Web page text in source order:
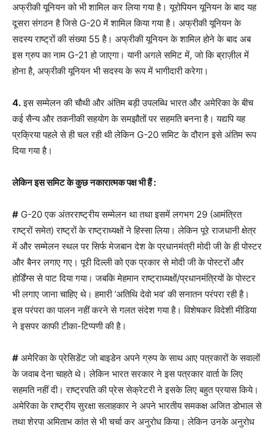
अफ्रीकी यूनियन को भी शामिल कर लिया गया है। यूरोपियन यूनियन के बाद यह
दूसरा संगठन है जिसे G-20 में शामिल किया गया है। अफ्रीकी यूनियन के
सदस्य राष्ट्रों की संख्या 55 है। अफ्रीकी यूनियन के शामिल होने के बाद अब
इस ग्रुप का नाम G-21 हो जाएगा। यानी अगले समिट में, जो कि ब्राज़ील में
होना है, अफ्रीकी यूनियन भी सदस्य के रूप में भागीदारी करेगा।
4.इस सम्मेलन की चौथी और अंतिम बड़ी उपलब्धि भारत और अमेरिका के बीच
कई सैन्य और तकनीकी सहयोग के समझौतों पर सहमति बनना है। यद्यपि यह
प्रक्रिया पहले से ही चल रही थी लेकिन G-20 समिट के दौरान इसे अंतिम रूप
दिया गया है।
लेकिन इस समिट के कुछ नकारात्मक पक्ष भी हैं :
# G-20 एक अंतरराष्ट्रीय सम्मेलन था तथा इसमें लगभग 29 (आमंत्रित
राष्ट्रों समेत) राष्ट्रों के राष्ट्राध्यक्षों ने हिस्सा लिया। लेकिन पूरे राजधानी क्षेत्र
में और सम्मेलन स्थल पर सिर्फ मेजबान देश के प्रधानमंत्री मोदी जी के ही पोस्टर
और बैनर लगाए गए। पूरी दिल्ली को एक प्रकार से मोदी जी के पोस्टरों और
होर्डिंग्स से पाट दिया गया। जबकि मेहमान राष्ट्राध्यक्षों/प्रधानमंत्रियों के पोस्टर
भी लगाए जाना चाहिए थे। हमारी ‘अतिथि देवो भव’ की सनातन परंपरा रही है।
इस परंपरा का पालन नहीं करने से गलत संदेश गया है। विशेषकर विदेशी मीडिया
ने इसपर काफी टीका-टिप्पणी की है।
# अमेरिका के प्रेसिडेंट जो बाइडेन अपने ग्रुप के साथ आए पत्रकारों के सवालों
के जवाब देना चाहते थे। लेकिन भारत सरकार ने इस पत्रकार वार्ता के लिए
सहमति नहीं दी। राष्ट्रपति की प्रेस सेक्रेटरी ने इसके लिए बहुत प्रयास किये।
अमेरिका के राष्ट्रीय सुरक्षा सलाहकार ने अपने भारतीय समकक्ष अजित डोभाल से
तथा शेरपा अमिताभ कांत से भी चर्चा कर अनुरोध किया। लेकिन उनके अनुरोध